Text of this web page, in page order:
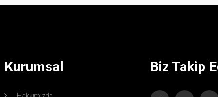
Kurumsal Biz Takip